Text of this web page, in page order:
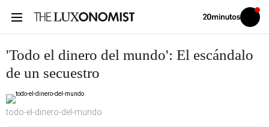
Volver
Iniciar
sesión
'Todo el dinero del mundo': El escándalo
de un secuestro
todo-el-dinero-del-mundo